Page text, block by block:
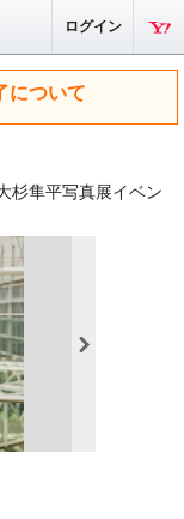
ログイン
について
杉隼平写真展イベン